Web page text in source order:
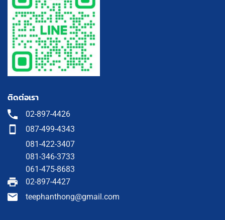
ติดต่อเรา
02-897-4426
087-499-4343
081-422-3407
081-346-3733
061-475-8683
02-897-4427
teephanthong@gmail.com